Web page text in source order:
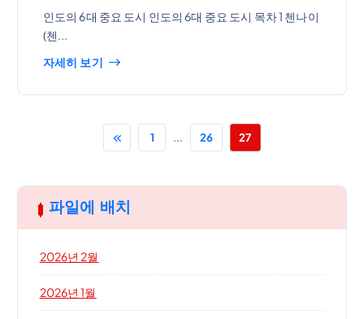
인도의 6대 중요 도시 인도의 6대 중요 도시 목차 1 첸나이
(첸...
자세히 보기
1 ... 26 27
파일에 배치
2026년 2월
2026년 1월